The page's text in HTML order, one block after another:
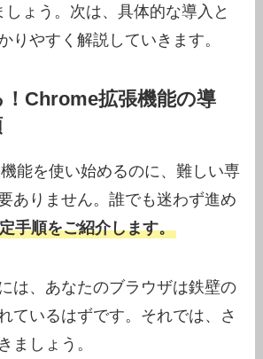
ょう。次は、具体的な導入と
りやすく解説していきます。
Chrome拡張機能の導
能を使い始めるのに、難しい専
ありません。誰でも迷わず進め
手順をご紹介します。
は、あなたのブラウザは鉄壁の
ているはずです。それでは、さ
ましょう。